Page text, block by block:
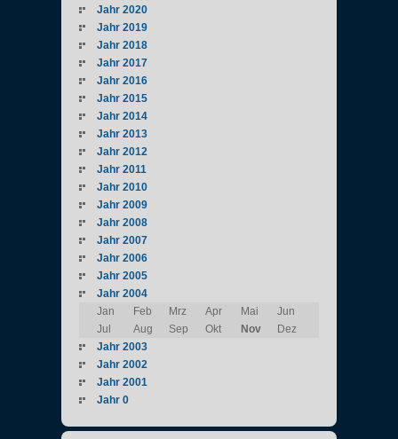
Jahr 2020
Jahr 2019
Jahr 2018
Jahr 2017
Jahr 2016
Jahr 2015
Jahr 2014
Jahr 2013
Jahr 2012
Jahr 2011
Jahr 2010
Jahr 2009
Jahr 2008
Jahr 2007
Jahr 2006
Jahr 2005
Jahr 2004
Jan
Feb Mrz Apr Mai
Jun
Jul
Aug Sep Okt Nov
Dez
Jahr 2003
Jahr 2002
Jahr 2001
Jahr 0